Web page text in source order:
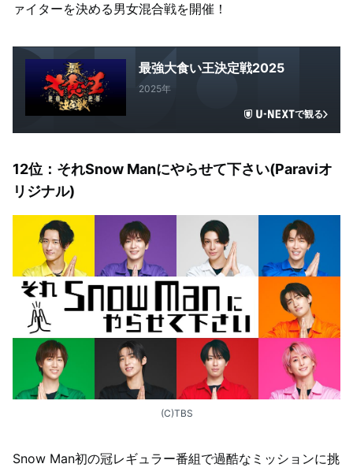
ァイターを決める男女混合戦を開催！
最強大食い王決定戦2025
2025年
で観る
12位：それSnow Manにやらせて下さい(Paraviオ
リジナル)
(C)TBS
Snow Man初の冠レギュラー番組で過酷なミッションに挑